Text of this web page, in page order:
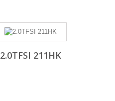
2.0TFSI 211HK